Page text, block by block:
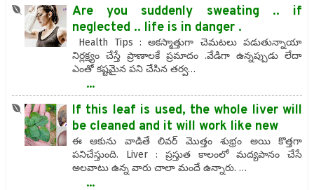
Are you suddenly sweating .. if
neglected .. life is in danger .
Health Tips : అకస్మాత్తుగా చెమటలు పడుతున్నాయా
నిర్లక్ష్యం చేస్తే ప్రాణాలకే ప్రమాదం .వేడిగా ఉన్నప్పుడు లేదా
ఎంతో కష్టమైన పని చేసిన తర్వ…
...
If this leaf is used, the whole liver will
be cleaned and it will work like new
ఈ ఆకును వాడితే లివర్ మొత్తం శుభ్రం అయి కొత్తగా
పనిచేస్తుంది. Liver : ప్రస్తుత కాలంలో మద్యపానం చేసే
అలవాటు ఉన్న వారు చాలా మందే ఉన్నారు. …
...